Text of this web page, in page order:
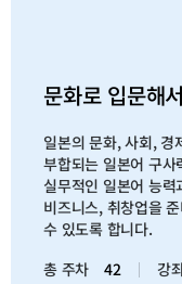
문화로 입문해
일본의 문화, 사회, 경
부합되는 일본어 구
실무적인 일본어 능
비즈니스, 취창업을
수 있도록 합니다.
총 주차
42 강